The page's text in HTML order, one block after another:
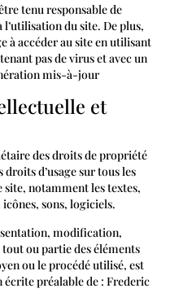
tenu responsable de
du site. De plus,
à accéder au site en utilisant
pas de virus et avec un
mis-à-jour
et
des droits de propriété
d’usage sur tous les
site, notamment les textes,
sons, logiciels.
modification,
ou partie des éléments
ou le procédé utilisé, est
préalable de : Frederic